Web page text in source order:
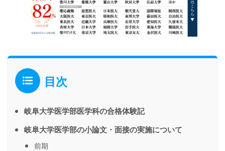
目次
岐阜大学医学部医学科の合格体験記
岐阜大学医学部の小論文・面接の実施について
前期